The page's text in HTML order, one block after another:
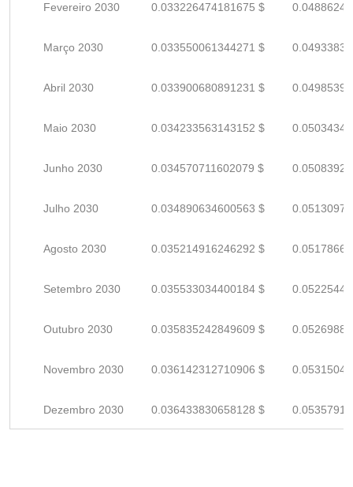
Fevereiro 2030 0.033226474181675 $
Março 2030 0.033550061344271 $
Abril 2030 0.033900680891231 $
Maio 2030 0.034233563143152 $
Junho 2030 0.034570711602079 $
Julho 2030 0.034890634600563 $
Agosto 2030 0.035214916246292 $
Setembro 2030 0.035533034400184 $
Outubro 2030 0.035835242849609 $
Novembro 2030 0.036142312710906 $
Dezembro 2030 0.036433830658128 $